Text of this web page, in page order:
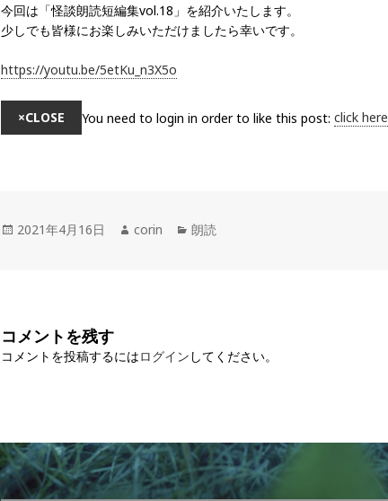
今回は「怪談朗読短編集vol.18」を紹介いたします。
少しでも皆様にお楽しみいただけましたら幸いです。
https://youtu.be/5etKu_n3X5o
×CLOSE You need to login in order to like this post: click here
投
2021年4月16日
作
corin
カ
朗読
コメントを残す
コメントを投稿するにはログイン してください。